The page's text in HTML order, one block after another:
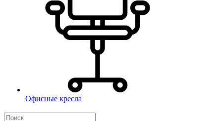
Офисные кресла